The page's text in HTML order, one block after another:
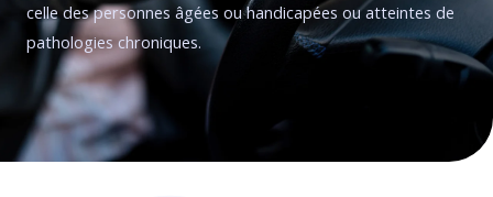
celle des personnes âgées ou handicapées ou atteintes de
pathologies chroniques.